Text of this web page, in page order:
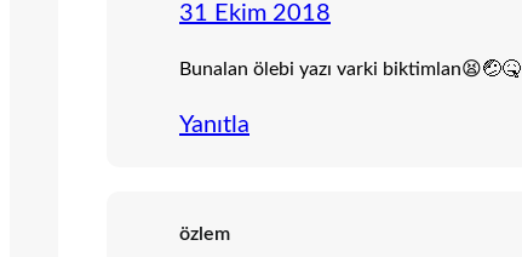
31 Ekim 2018
Bunalan ölebi yazı varki biktimlan😫🤕🤒
Yanıtla
özlem